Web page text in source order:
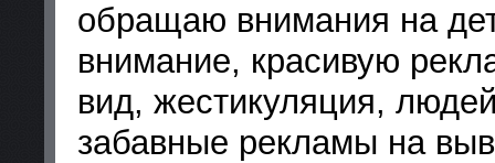
обращаю внимания на
внимание, красивую
вид, жестикуляция,
забавные рекламы на